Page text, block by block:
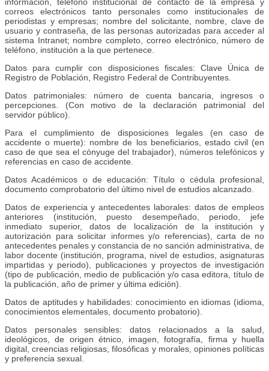
correos electrónicos tanto personales como institucionales de
periodistas y empresas; nombre del solicitante, nombre, clave de
usuario y contraseña, de las personas autorizadas para acceder al
sistema Intranet; nombre completo, correo electrónico, número de
teléfono, institución a la que pertenece.
Datos para cumplir con disposiciones fiscales: Clave Única de
Registro de Población, Registro Federal de Contribuyentes.
Datos patrimoniales: número de cuenta bancaria, ingresos o
percepciones. (Con motivo de la declaración patrimonial del
servidor público).
Para el cumplimiento de disposiciones legales (en caso de
accidente o muerte): nombre de los beneficiarios, estado civil (en
caso de que sea el cónyuge del trabajador), números telefónicos y
referencias en caso de accidente.
Datos Académicos o de educación: Título o cédula profesional,
documento comprobatorio del último nivel de estudios alcanzado.
Datos de experiencia y antecedentes laborales: datos de empleos
anteriores (institución, puesto desempeñado, periodo, jefe
inmediato superior, datos de localización de la institución y
autorización para solicitar informes y/o referencias), carta de no
antecedentes penales y constancia de no sanción administrativa, de
labor docente (institución, programa, nivel de estudios, asignaturas
impartidas y periodo), publicaciones y proyectos de investigación
(tipo de publicación, medio de publicación y/o casa editora, título de
la publicación, año de primer y última edición).
Datos de aptitudes y habilidades: conocimiento en idiomas (idioma,
conocimientos elementales, documento probatorio).
Datos personales sensibles: datos relacionados a la salud,
ideológicos, de origen étnico, imagen, fotografía, firma y huella
digital, creencias religiosas, filosóficas y morales, opiniones políticas
y preferencia sexual.